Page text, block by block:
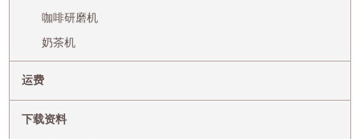
咖啡研磨机
奶茶机
运费
下载资料